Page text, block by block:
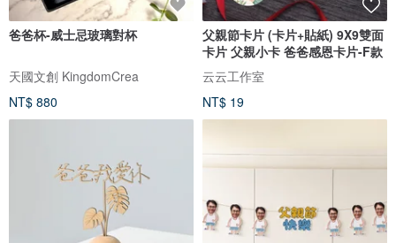
爸爸杯-威士忌玻璃對杯
天國文創 KingdomCrea
NT$ 880
父親節卡片 (卡片+貼紙) 9X9雙面
卡片 父親小卡 爸爸感恩卡片-F款
云云工作室
NT$ 19